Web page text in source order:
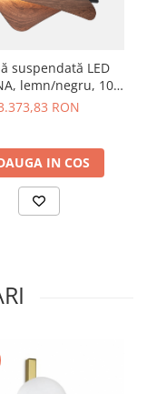
suspendată LED
lemn/negru, 105
cmRON
IN COS